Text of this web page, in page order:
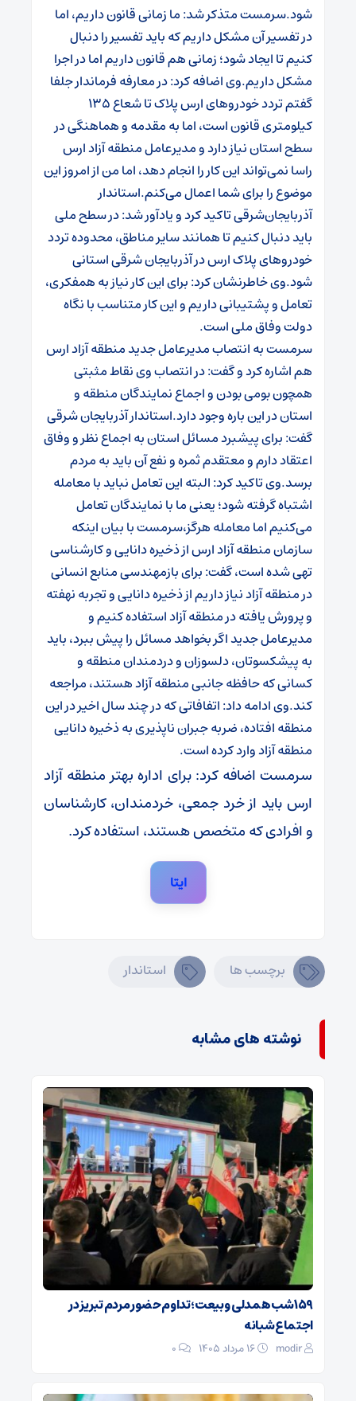
شود.سرمست متذکر شد: ما زمانی قانون داریم، اما
در تفسیر آن مشکل داریم که باید تفسیر را دنبال
کنیم تا ایجاد شود؛ زمانی هم قانون داریم اما در اجرا
مشکل داریم.وی اضافه کرد: در معارفه فرماندار جلفا
گفتم تردد خودروهای ارس پلاک تا شعاع ۱۳۵
کیلومتری قانون است، اما به مقدمه و هماهنگی در
سطح استان‌ نیاز دارد و‌ مدیرعامل منطقه آزاد ارس
راسا نمی‌تواند این کار را انجام دهد، اما من از امروز این
موضوع را برای شما اعمال می‌کنم.استاندار
آذربایجان‌شرقی تاکید کرد و یادآور شد: در سطح ملی
باید دنبال کنیم تا همانند سایر مناطق، محدوده تردد
خودروهای پلاک ارس در آذربایجان شرقی استانی
شود.وی خاطرنشان کرد: برای این کار نیاز به همفکری،
تعامل و‌ پشتیبانی داریم و این کار متناسب با نگاه
دولت وفاق ملی است.
سرمست به انتصاب مدیرعامل جدید منطقه آزاد ارس
هم اشاره کرد و گفت: در انتصاب وی نقاط مثبتی
همچون بومی بودن و اجماع نمایندگان منطقه و
استان در این باره وجود دارد.استاندار آذربایجان شرقی
گفت: برای پیشبرد مسائل استان به اجماع نظر و وفاق
اعتقاد دارم و معتقدم ثمره و نفع آن باید به مردم
برسد.وی تاکید کرد: البته این تعامل نباید با معامله
اشتباه گرفته شود؛ یعنی ما با نمایندگان تعامل
می‌کنیم اما معامله هرگز،سرمست با بیان اینکه
سازمان منطقه آزاد ارس از ذخیره دانایی و کارشناسی
تهی شده است، گفت: برای بازمهندسی منابع انسانی
در منطقه آزاد نیاز داریم از ذخیره دانایی و تجربه نهفته
و پرورش یافته در منطقه آزاد استفاده کنیم و
مدیرعامل جدید اگر بخواهد مسائل را پیش ببرد، باید
به پیشکسوتان، دلسوزان و دردمندان منطقه و
کسانی که حافظه جانبی منطقه آزاد هستند، مراجعه
کند.وی ادامه داد: اتفافاتی که در چند سال اخیر در این
منطقه افتاده، ضربه جبران ناپذیری به ذخیره دانایی
منطقه آزاد وارد کرده است.
سرمست اضافه کرد: برای اداره بهتر منطقه آزاد
ارس باید از خرد جمعی، خردمندان، کارشناسان
و افرادی که متخصص هستند، استفاده کرد.
ایتا
برچسب ها استاندار
نوشته های مشابه
۱۵۹ شب همدلی و بیعت؛ تداوم حضور مردم تبریز در
اجتماع شبانه
modir
0